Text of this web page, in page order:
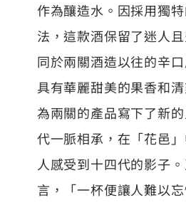
作為釀造水。因採用獨
法，這款酒保留了迷人
同於兩關酒造以往的辛
具有華麗甜美的果香和
為兩關的產品寫下了新
代一脈相承，在「花邑
人感受到十四代的影子
言，「一杯便讓人難以